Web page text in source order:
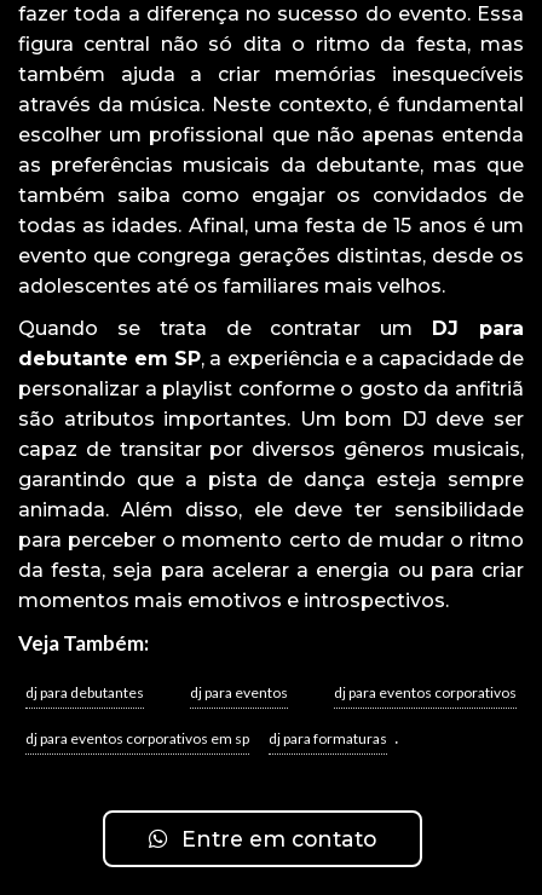
fazer toda a diferença no sucesso do evento. Essa
figura central não só dita o ritmo da festa, mas
também ajuda a criar memórias inesquecíveis
através da música. Neste contexto, é fundamental
escolher um profissional que não apenas entenda
as preferências musicais da debutante, mas que
também saiba como engajar os convidados de
todas as idades. Afinal, uma festa de 15 anos é um
evento que congrega gerações distintas, desde os
adolescentes até os familiares mais velhos.
Quando se trata de contratar um DJ para
debutante em SP, a experiência e a capacidade de
personalizar a playlist conforme o gosto da anfitriã
são atributos importantes. Um bom DJ deve ser
capaz de transitar por diversos gêneros musicais,
garantindo que a pista de dança esteja sempre
animada. Além disso, ele deve ter sensibilidade
para perceber o momento certo de mudar o ritmo
da festa, seja para acelerar a energia ou para criar
momentos mais emotivos e introspectivos.
Veja Também:
dj para debutantes dj para eventos dj para eventos corporativos
dj para eventos corporativos em sp dj para formaturas .
Entre em contato